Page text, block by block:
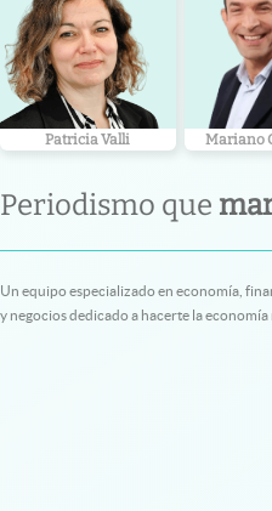
Patricia Valli Mariano
Periodismo que
Un equipo especializado en economía,
y negocios dedicado a hacerte la economía